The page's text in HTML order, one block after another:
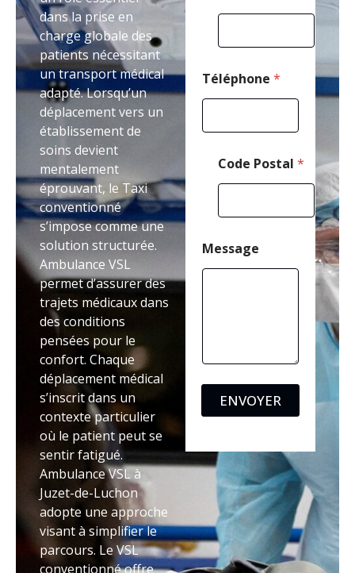
dans la prise en
charge globale des
patients nécessitant
un transport médical
adapté. Lorsqu’un
déplacement vers un
établissement de
soins devient
mentalement
éprouvant, le Taxi
conventionné
s’impose comme une
solution structurée.
Ambulance VSL
permet d’assurer des
trajets médicaux dans
des conditions
pensées pour le
confort. Chaque
déplacement médical
s’inscrit dans un
contexte particulier
où le patient peut se
sentir fatigué.
Ambulance VSL à
Juzet-de-Luchon
adopte une approche
visant à simplifier le
parcours. Le VSL
conventionné offre
Téléphone *
Code Postal *
Message
ENVOYER